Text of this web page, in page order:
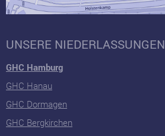
UNSERE NIEDERLASSUNGEN
GHC Hamburg
GHC Hanau
GHC Dormagen
GHC Bergkirchen